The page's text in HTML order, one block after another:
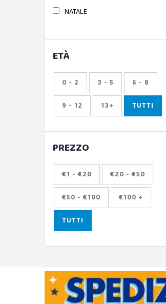
RIZZOLI
SALANI
TERRE DI MEZZO
ACCHIAPPASTORIE
USBORNE
NATALE
ETÀ
0 - 2 3 - 5 6 - 8
9 - 12 13+ TUTTI
PREZZO
€1 - €20 €20 - €50
€50 - €100 €100 +
TUTTI